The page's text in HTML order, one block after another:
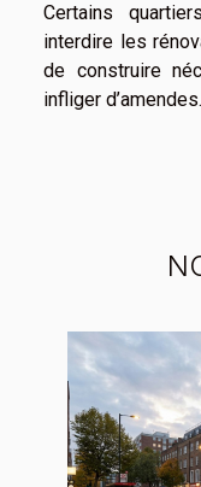
Certains
interdire les
de construire
infliger d’amendes.